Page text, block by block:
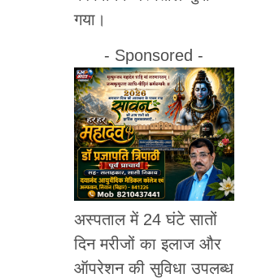
गया।
- Sponsored -
अस्पताल में 24 घंटे सातों
दिन मरीजों का इलाज और
ऑपरेशन की सुविधा उपलब्ध